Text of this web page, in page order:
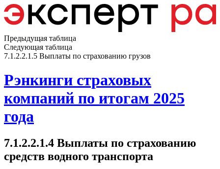
Предыдущая таблица
Следующая таблица
7.1.2.2.1.5 Выплаты по страхованию грузов
Рэнкинги страховых
компаний по итогам 2025
года
7.1.2.2.1.4 Выплаты по страхованию
средств водного транспорта